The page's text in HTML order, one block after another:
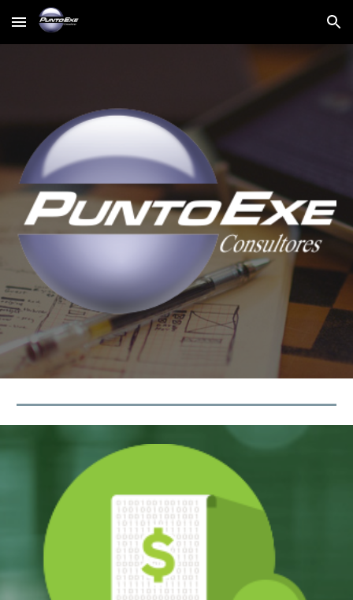
Skip to main content Skip to navigation